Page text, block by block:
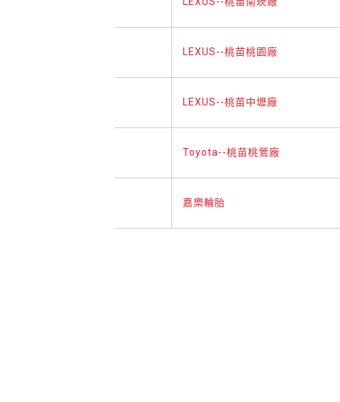
LEXUS--桃苗桃園廠
LEXUS--桃苗中壢廠
Toyota--桃苗桃鶯廠
嘉樂輪胎